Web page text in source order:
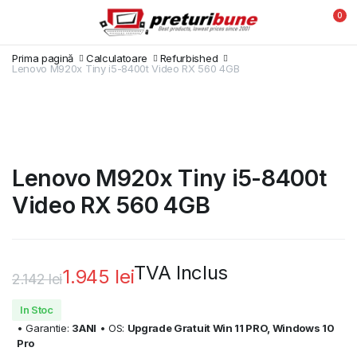
0
Prima pagină Calculatoare
Refurbished
Lenovo M920x Tiny i5-8400t Video RX 560 4GB
Lenovo M920x Tiny i5-8400t
Video RX 560 4GB
2.142lei
inițial
1.945 lei
curent
TVA Inclus
In Stoc
• Garantie: 3ANI • OS: Upgrade Gratuit Win 11 PRO, Windows 10
Pro